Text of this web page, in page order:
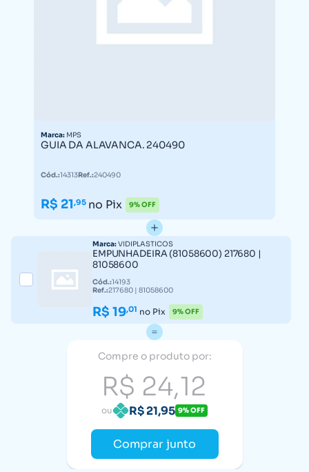
Marca: MPS
GUIA DA ALAVANCA. 240490
Cód.:14313Ref.:240490
R$ 21 ,95 no Pix 9% OFF
Marca:VIDIPLASTICOS
EMPUNHADEIRA (81058600) 217680 |
81058600
Cód.:14193
Ref.:217680 | 81058600
R$ 19,01 no Pix 9% OFF
Compre o produto por:
R$ 24,12
ou R$ 21,95 9% OFF
Comprar junto